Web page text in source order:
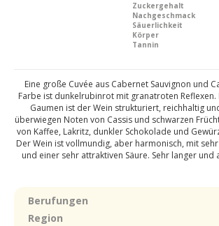
Zuckergehalt
Nachgeschmack
Säuerlichkeit
Körper
Tannin
Eine große Cuvée aus Cabernet Sauvignon und
Farbe ist dunkelrubinrot mit granatroten Reflexen.
Gaumen ist der Wein strukturiert, reichhaltig
überwiegen Noten von Cassis und schwarzen
von Kaffee, Lakritz, dunkler Schokolade und
Der Wein ist vollmundig, aber harmonisch, mit
und einer sehr attraktiven Säure. Sehr langer und
Berufungen
Region